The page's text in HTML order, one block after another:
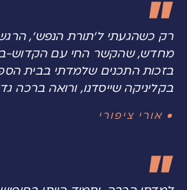
רק כשהגעתי ל'תורת הנפש',
מחדש, שהקשר החי עם הקדוש-
בזכות התכנים שלמדתי בבית
בקליניקה שייסדנו, ורואה ברכה
• אורי ציפורי